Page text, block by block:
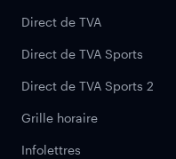
Direct de TVA
Direct de TVA Sports
Direct de TVA Sports 2
Grille horaire
Infolettres